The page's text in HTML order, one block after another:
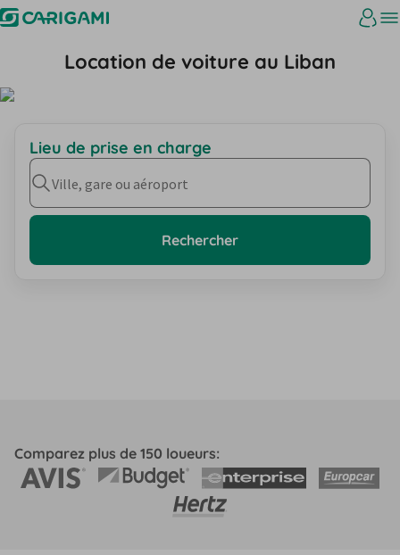
Location de voiture au Liban
Lieu de prise en charge
Ville, gare ou aéroport
Rechercher
Comparez plus de 150 loueurs: